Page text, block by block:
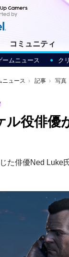
コミュニティ
ームニュース ク
ニュース › 記事 › 写真
ル役俳
た俳優Ned